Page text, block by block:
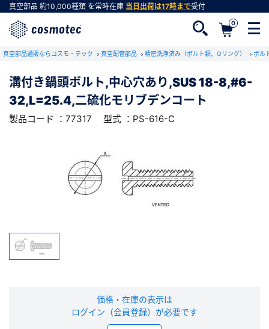
真空部品 約10,000種類 を常時在庫 当日出荷は17時まで受付
0
真空部品通販ならコスモ・テック 真空配管部品 精密洗浄済み（ボルト類、Oリング） ボル
溝付き鍋頭ボルト,中心穴あり,SUS 18-8,#6-
32,L=25.4,二硫化モリブデンコート
製品コード ：77317 型式 ：PS-616-C
価格・在庫の表示は
ログイン（会員登録）が必要です
RoHS2適合報告書のダウンロード
下記製品のRoHS2適合報告書のダウンロードをします。
溝付き鍋頭ボルト,中心穴あり,SUS 18-
8,#6-32,L=25.4,二硫化モリブデンコート
型式 ：PS-616-C 製品コード ：77317
会社・学校・研究機関名
会員登録がお済みでない方
会員登録をすれば、便利な機能がご利用いただけ
新規会員登録（無料）
※新規会員登録をお申し込み頂いてから本登録となるまで、数日間かかる場合